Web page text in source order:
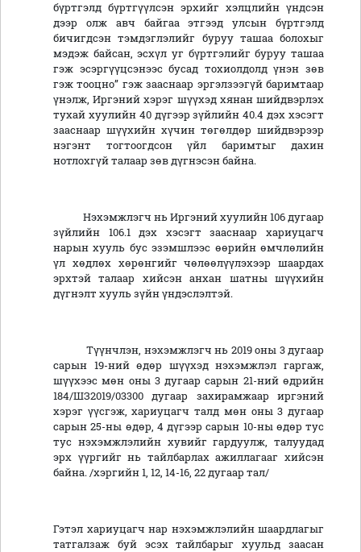
бүртгэлд бүртгүүлсэн эрхийг хэлцлийн үндсэн
дээр олж авч байгаа этгээд улсын бүртгэлд
бичигдсэн тэмдэглэлийг буруу ташаа болохыг
мэдэж байсан, эсхүл уг бүртгэлийг буруу ташаа
гэж эсэргүүцсэнээс бусад тохиолдолд үнэн зөв
гэж тооцно” гэж зааснаар эргэлзээгүй баримтаар
үнэлж, Иргэний хэрэг шүүхэд хянан шийдвэрлэх
тухай хуулийн 40 дүгээр зүйлийн 40.4 дэх хэсэгт
зааснаар шүүхийн хүчин төгөлдөр шийдвэрээр
нэгэнт тогтоогдсон үйл баримтыг дахин
нотлохгүй талаар зөв дүгнэсэн байна.
Нэхэмжлэгч нь Иргэний хуулийн 106 дугаар
зүйлийн 106.1 дэх хэсэгт зааснаар хариуцагч
нарын хууль бус эзэмшлээс өөрийн өмчлөлийн
үл хөдлөх хөрөнгийг чөлөөлүүлэхээр шаардах
эрхтэй талаар хийсэн анхан шатны шүүхийн
дүгнэлт хууль зүйн үндэслэлтэй.
Түүнчлэн, нэхэмжлэгч нь 2019 оны 3 дугаар
сарын 19-ний өдөр шүүхэд нэхэмжлэл гаргаж,
шүүхээс мөн оны 3 дугаар сарын 21-ний өдрийн
184/ШЗ2019/03300 дугаар захирамжаар иргэний
хэрэг үүсгэж, хариуцагч талд мөн оны 3 дугаар
сарын 25-ны өдөр, 4 дүгээр сарын 10-ны өдөр тус
тус нэхэмжлэлийн хувийг гардуулж, талуудад
эрх үүргийг нь тайлбарлах ажиллагааг хийсэн
байна. /хэргийн 1, 12, 14-16, 22 дугаар тал/
Гэтэл хариуцагч нар нэхэмжлэлийн шаардлагыг
татгалзаж буй эсэх тайлбарыг хуульд заасан